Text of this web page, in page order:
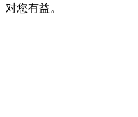
对您有益。